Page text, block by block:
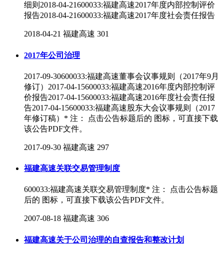
细则2018-04-21600033:福建高速2017年度内部控制评价
报告2018-04-21600033:福建高速2017年度社会责任报告
2018-04-21 福建高速 301
2017年公司治理
2017-09-30600033:福建高速董事会议事规则（2017年9月
修订）2017-04-15600033:福建高速2016年度内部控制评
价报告2017-04-15600033:福建高速2016年度社会责任报
告2017-04-15600033:福建高速股东大会议事规则（2017
年修订稿）* 注： 点击公告标题后的 图标，可直接下载
该公告PDF文件。
2017-09-30 福建高速 297
福建高速关联交易管理制度
600033:福建高速关联交易管理制度* 注： 点击公告标题
后的 图标，可直接下载该公告PDF文件。
2007-08-18 福建高速 306
福建高速关于公司治理的自查报告和整改计划